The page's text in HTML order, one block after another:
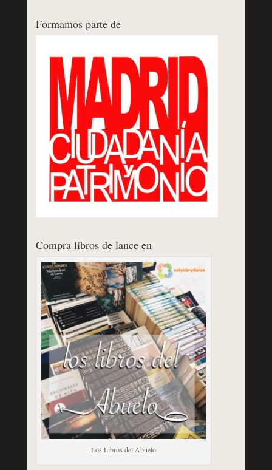
Formamos parte de
Compra libros de lance en
Los Libros del Abuelo